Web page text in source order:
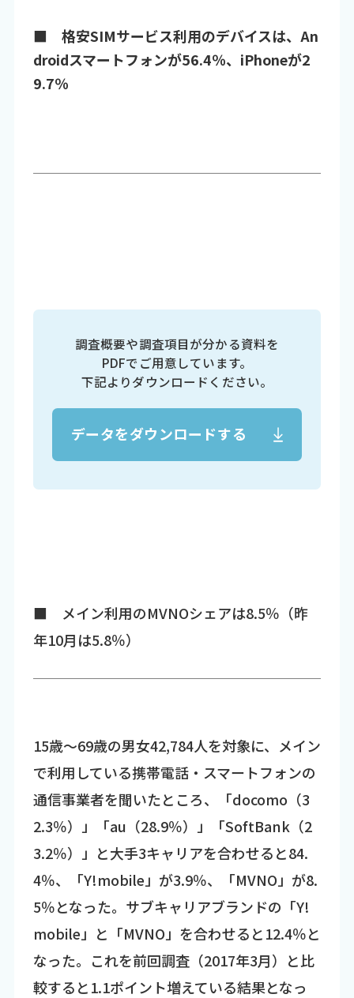
■ 格安SIMサービス利用のデバイスは、An
droidスマートフォンが56.4％、iPhoneが2
9.7％
調査概要や調査項目が分かる資料を
PDFでご用意しています。
下記よりダウンロードください。
データをダウンロードする
■ メイン利用のMVNOシェアは8.5％（昨
年10月は5.8％）
15歳～69歳の男女42,784人を対象に、メイン
で利用している携帯電話・スマートフォンの
通信事業者を聞いたところ、「docomo（3
2.3％）」「au（28.9％）」「SoftBank（2
3.2％）」と大手3キャリアを合わせると84.
4％、「Y!mobile」が3.9％、「MVNO」が8.
5％となった。サブキャリアブランドの「Y!
mobile」と「MVNO」を合わせると12.4％と
なった。これを前回調査（2017年3月）と比
較すると1.1ポイント増えている結果となっ